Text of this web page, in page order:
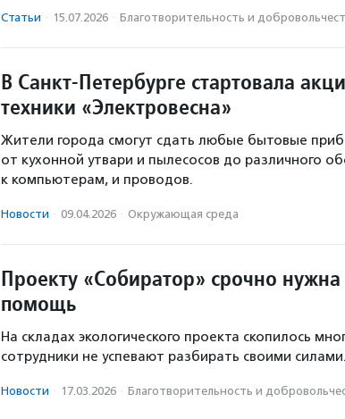
Статьи · 15.07.2026 · Благотвори­тель­ность и
В Санкт-Петербурге стартовала
техники «Электровесна»
Жители города смогут сдать любые бытовые
от кухонной утвари и пылесосов до различного
к компьютерам, и проводов.
Новости · 09.04.2026 · Окружающая среда
Проекту «Собиратор» срочно нужна
помощь
На складах экологического проекта скопилось
сотрудники не успевают разбирать своими силами.
Новости · 17.03.2026 · Благотвори­тель­ность и